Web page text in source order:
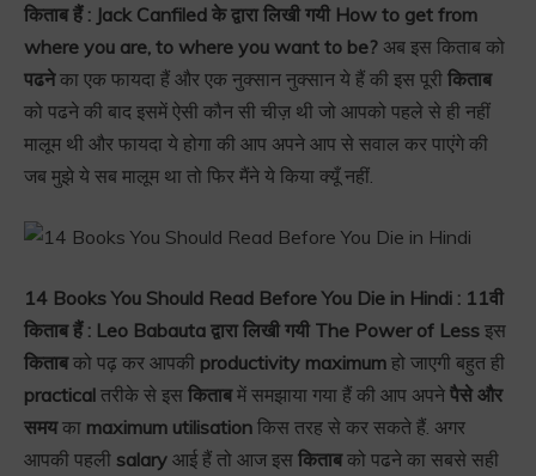
किताब हैं : Jack Canfiled के द्वारा लिखी गयी How to get from
where you are, to where you want to be? अब इस किताब को
पढनेका एक फायदा हैं और एक नुक्सान नुक्सान ये हैं की इस पूरी किताब
को पढने की बाद इसमें ऐसी कौन सी चीज़ थी जो आपको पहले से ही नहीं
मालूम थी और फायदा ये होगा की आप अपने आप से सवाल कर पाएंगे की
जब मुझे ये सब मालूम था तो फिर मैंने ये किया क्यूँ नहीं.
14 Books You Should Read Before You Die in Hindi : 11वी
किताब हैं : Leo Babauta द्वारा लिखी गयी The Power of Less इस
किताबको पढ़ कर आपकी productivity maximum हो जाएगी बहुत ही
practical तरीके से इस किताबमें समझाया गया हैं की आप अपने पैसे और
समयका maximum utilisation किस तरह से कर सकते हैं. अगर
आपकी पहली salary आई हैं तो आज इस किताबको पढने का सबसे सही